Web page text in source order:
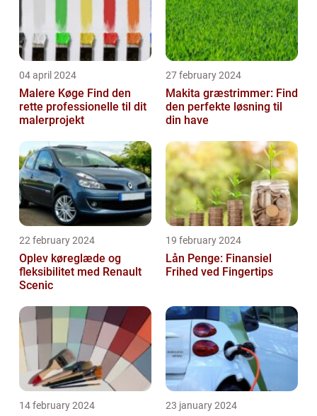
04 april 2024
Malere Køge Find den
rette professionelle til dit
malerprojekt
27 february 2024
Makita græstrimmer: Find
den perfekte løsning til
din have
22 february 2024
Oplev køreglæde og
fleksibilitet med Renault
Scenic
19 february 2024
Lån Penge: Finansiel
Frihed ved Fingertips
14 february 2024 23 january 2024